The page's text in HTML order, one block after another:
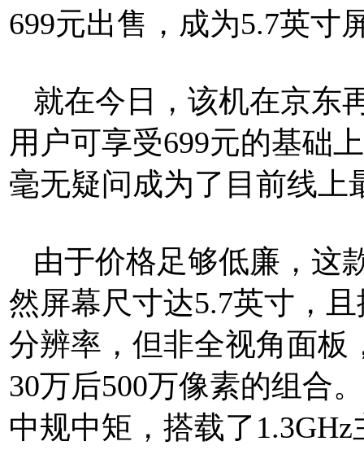
699元出售，成为5.7英寸
就在今日，该机在京东
用户可享受699元的基础
毫无疑问成为了目前线上
由于价格足够低廉，这
然屏幕尺寸达5.7英寸，
分辨率，但非全视角面板
30万后500万像素的组合
中规中矩，搭载了